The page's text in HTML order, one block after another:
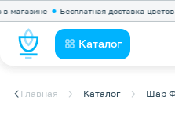
Бесплатная доставка цветов в
Каталог
Главная Каталог Шар